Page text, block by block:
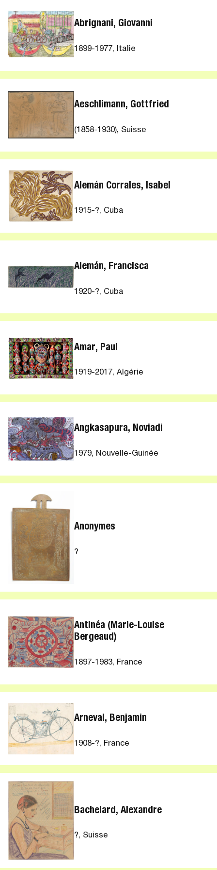
Abrignani, Giovanni
1899-1977, Italie
Aeschlimann, Gottfried
(1858-1930), Suisse
Alemán Corrales, Isabel
1915-?, Cuba
Alemán, Francisca
1920-?, Cuba
Amar, Paul
1919-2017, Algérie
Angkasapura, Noviadi
1979, Nouvelle-Guinée
Anonymes
?
Antinéa (Marie-Louise
Bergeaud)
1897-1983, France
Arneval, Benjamin
1908-?, France
Bachelard, Alexandre
?, Suisse